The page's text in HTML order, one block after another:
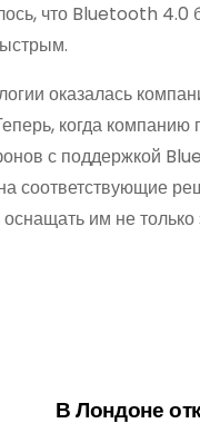
что Bluetooth 4.0
оказалась
когда
с поддержкой
соответствующие
им не
В Лондоне